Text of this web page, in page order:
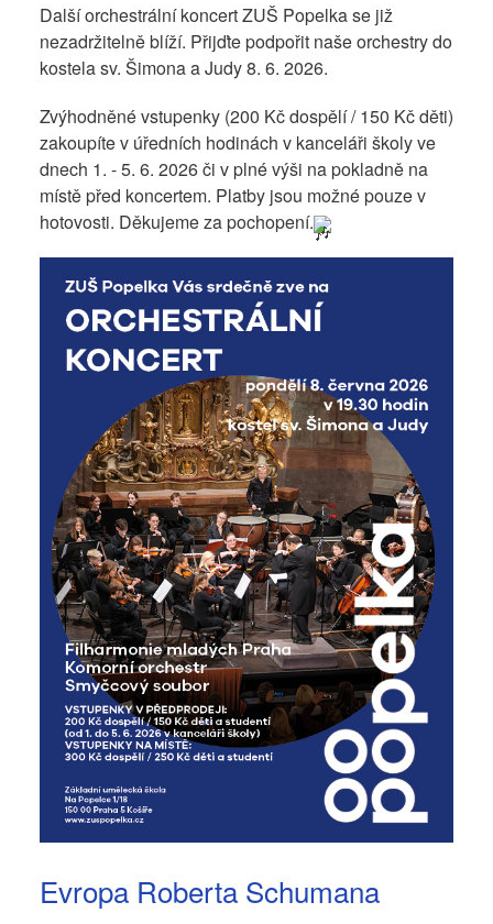
Další orchestrální koncert ZUŠ Popelka se již
nezadržitelně blíží. Přijďte podpořit naše orchestry do
kostela sv. Šimona a Judy 8. 6. 2026.
Zvýhodněné vstupenky (200 Kč dospělí / 150 Kč děti)
zakoupíte v úředních hodinách v kanceláři školy ve
dnech 1. - 5. 6. 2026 či v plné výši na pokladně na
místě před koncertem. Platby jsou možné pouze v
hotovosti. Děkujeme za pochopení.
Evropa Roberta Schumana